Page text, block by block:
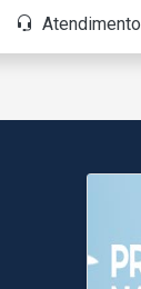
Atendimento